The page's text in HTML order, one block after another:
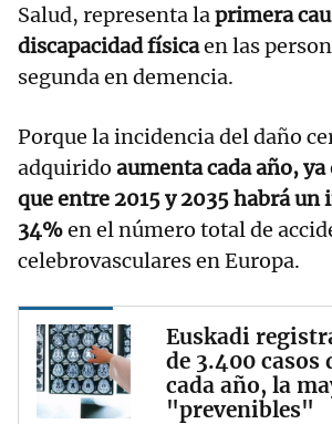
Salud, representa la primera
discapacidad físicaen las
segunda en demencia.
Porque la incidencia del daño
adquirido aumenta cada año, ya
que entre 2015 y 2035 habrá
34%en el número total de
celebrovasculares en Europa.
Euskadi
de 3.400 casos
cada año, la
"prevenibles"